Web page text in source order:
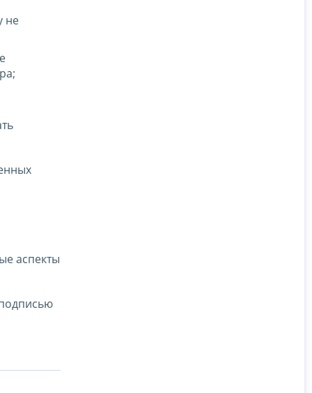
не
аспекты